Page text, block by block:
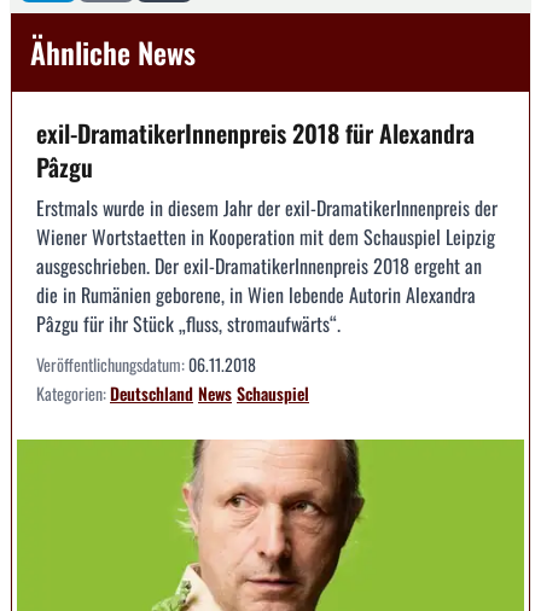
Ähnliche News
exil-DramatikerInnenpreis 2018 für Alexandra
Pâzgu
Erstmals wurde in diesem Jahr der exil-DramatikerInnenpreis der
Wiener Wortstaetten in Kooperation mit dem Schauspiel Leipzig
ausgeschrieben. Der exil-DramatikerInnenpreis 2018 ergeht an
die in Rumänien geborene, in Wien lebende Autorin Alexandra
Pâzgu für ihr Stück „fluss, stromaufwärts“.
Veröffentlichungsdatum:06.11.2018
Kategorien:DeutschlandNewsSchauspiel